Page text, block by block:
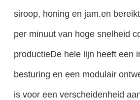
siroop, honing en jam.en
per minuut van hoge snelheid
productieDe hele lijn heeft een
besturing en een modulair
is voor een verscheidenheid